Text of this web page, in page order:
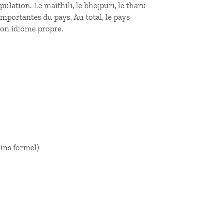
Le maithili, le bhojpuri, le tharu
du pays. Au total, le pays
idiome propre.
formel)